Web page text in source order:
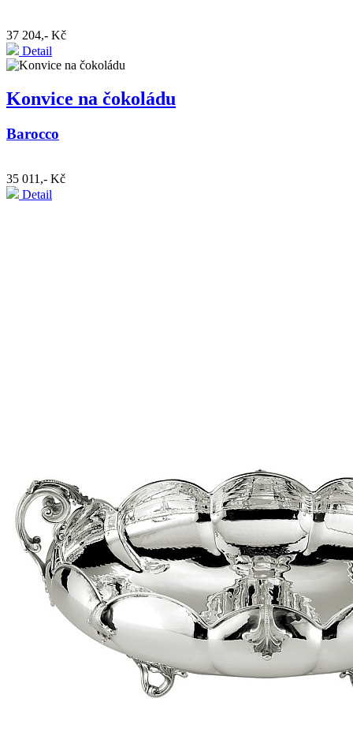
37 204,- Kč
Detail
Konvice na čokoládu
Barocco
35 011,- Kč
Detail